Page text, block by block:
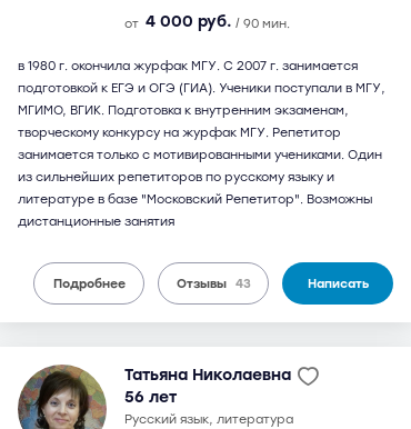
от 4 000 руб. / 90 мин.
в 1980 г. окончила журфак МГУ. С 2007 г. занимается
подготовкой к ЕГЭ и ОГЭ (ГИА). Ученики поступали в МГУ,
МГИМО, ВГИК. Подготовка к внутренним экзаменам,
творческому конкурсу на журфак МГУ. Репетитор
занимается только с мотивированными учениками. Один
из сильнейших репетиторов по русскому языку и
литературе в базе "Московский Репетитор". Возможны
дистанционные занятия
Подробнее Отзывы 43 Написать
Татьяна Николаевна
56 лет
русский язык, литература